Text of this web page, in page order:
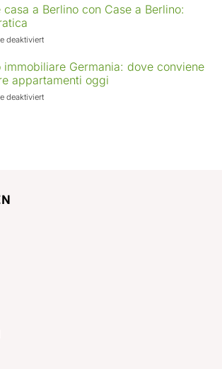
in
Europa:
in
crescita
rendimenti
a Berlino con Case a Berlino:
deaktiviertfür
casa
a
Berlino
con
immobiliare Germania: dove conviene
appartamenti oggi
deaktiviertfür